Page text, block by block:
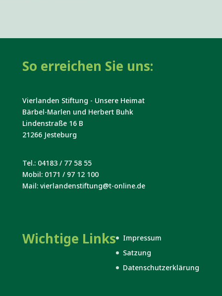
So erreichen Sie uns:
Vierlanden Stiftung - Unsere Heimat
Bärbel-Marlen und Herbert Buhk
Lindenstraße 16 B
21266 Jesteburg
Tel.: 04183 / 77 58 55
Mobil: 0171 / 97 12 100
Mail: vierlandenstiftung@t-online.de
Wichtige Links
Impressum
Satzung
Datenschutzerklärung